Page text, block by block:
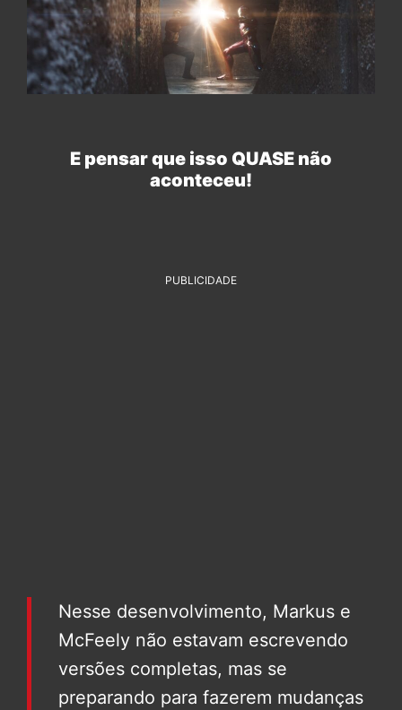
E pensar que isso QUASE não
aconteceu!
PUBLICIDADE
Nesse desenvolvimento, Markus e
McFeely não estavam escrevendo
versões completas, mas se
preparando para fazerem mudanças